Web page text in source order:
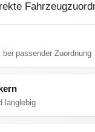
bei passender Zuordnung
langlebig